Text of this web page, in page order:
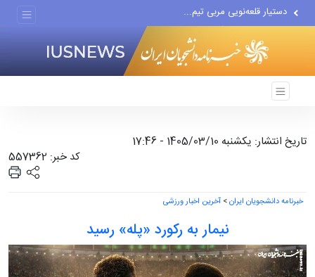
اقتصاددان معروف آمریکایی:...
انتشار اخبار جعلی توسط...
تاریخ انتشار: یکشنبه 1405/03/10 - 17:46
کد خبر: 557362
خبرنامه دانشجویان ایران> آخرین اخبار ورزشی
نیمار به رکورد «پله» رسید